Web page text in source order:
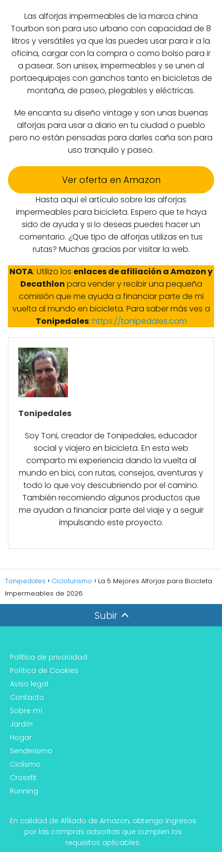
Las alforjas impermeables de la marca china
Tourbon son para uso urbano con capacidad de 8
litros y versátiles ya que las puedes usar para ir a la
oficina, cargar con la compra o como bolso para ir
a pasear. Son unisex, impermeables y se unen al
portaequipajes con ganchos tanto en bicicletas de
montaña, de paseo, plegables y eléctricas.
Me encanta su diseño vintage y son unas buenas
alforjas para usar a diario en tu ciudad o pueblo
pero no están pensadas para darles caña son para
uso tranquilo y paseo.
Ver oferta en Amazon
Hasta aquí el artículo sobre las alforjas
impermeables para bicicleta. Espero que te haya
sido de ayuda y si lo deseas puedes hacer un
comentario. ¿Que tipo de alforjas utilizas en tus
rutas? Muchas gracias por visitar la web.
NOTA: Utilizo los enlaces de afiliación a Amazon y
Decathlon para vender y recibir una pequeña
comisión que me ayuda a financiar parte de mi
vuelta al mundo en bicicleta. Para saber más ves a
Tonipedales: https://tonipedales.com
Tonipedales
Soy Toni, creador de Tonipedales, educador
social y viajero en bicicleta. En esta web
comparto mi experiencia dando la vuelta al
mundo en bici, con rutas, consejos, aventuras y
todo lo que voy descubriendo por el camino.
También recomiendo algunos productos que
me ayudan a financiar parte del viaje y a seguir
impulsando este proyecto.
Tonipedales Cicloturismo
La 5 Mejores Alforjas para Bicicleta
Impermeables de 2026
Subir
Politica de privacidad
Política de Cookies
Aviso legal
Contacto
Sobre mí
Jardín
Hogar
Senderismo
Ciclismo
Crossfit
Running
En calidad de Afiliado de Amazon, obtengo ingresos
por las compras adscritas que cumplen los
requisitos aplicables.